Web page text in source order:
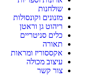
שולחנות
מזנונים וקונסולות
ריהוט גן וראטן
כלים סניטריים
תאורה
אקססוריז ומראות
עיצוב מכולה
צור קשר